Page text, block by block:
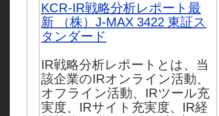
KCR-IR戦略分析レポート最
新 （株）J-MAX 3422 東証ス
タンダード
IR戦略分析レポートとは、当
該企業のIRオンライン活動、
オフライン活動、IRツール充
実度、IRサイト充実度、IR経